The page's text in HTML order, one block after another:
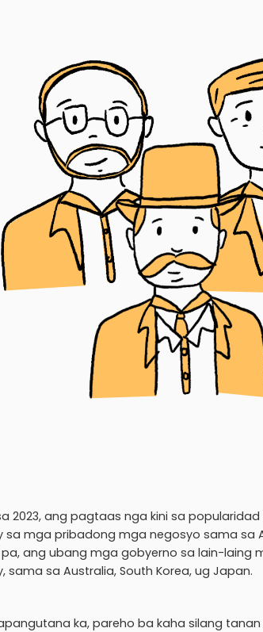
2023, ang pagtaas nga kini sa
sa mga pribadong mga negosyo sama sa
ang ubang mga gobyerno sa lain-laing
sama sa Australia, South Korea, ug Japan.
ka, pareho ba kaha silang